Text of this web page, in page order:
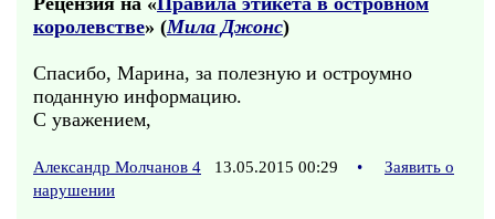
королевстве» (Мила Джонс)
Спасибо, Марина, за полезную и остроумно
поданную информацию.
С уважением,
Александр Молчанов 4 13.05.2015 00:29 •
Заявить о
нарушении